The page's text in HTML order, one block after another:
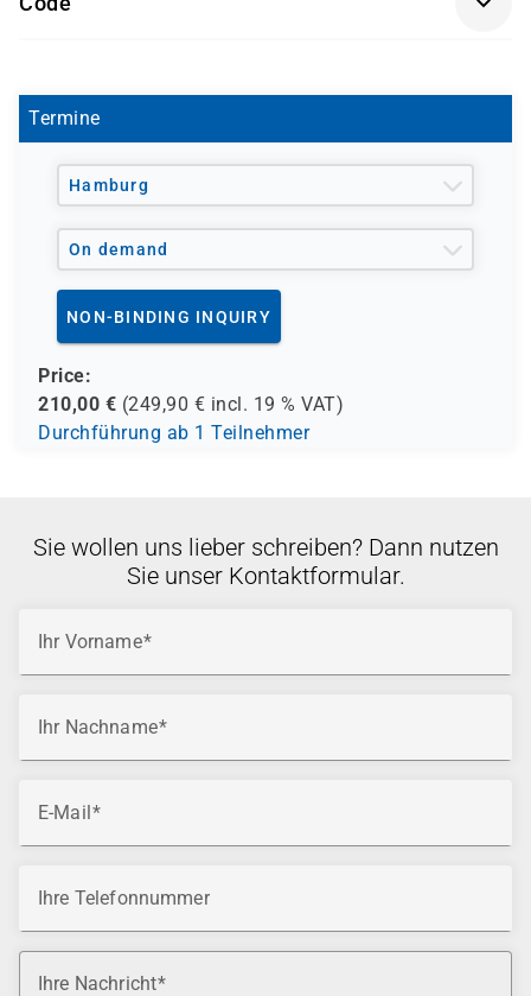
- regionale Einrichtungen
und andere Träger möglich
Termine
Hamburg
On demand
NON-BINDING INQUIRY
Price:
210,00 € (249,90 € incl. 19 % VAT)
Durchführung ab 1 Teilnehmer
Sie wollen uns lieber schreiben? Dann nutzen
Sie unser Kontaktformular.
Ihr Vorname
Ihr Nachname
E-Mail
Ihre Telefonnummer
Ihre Nachricht